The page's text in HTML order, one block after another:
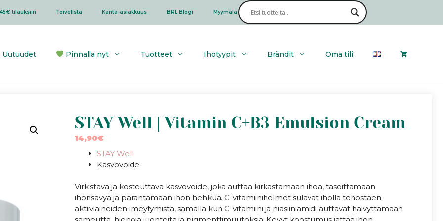
tilauksiin Toivelista Kanta-asiakkuus BRL Blogi Myymälä Haku
Uutuudet Pinnalla nyt Tuotteet Ihotyypit Brändit Oma tili
STAY Well | Vitamin C+B3 Emulsion Cream
14,90€
STAY Well
Kasvovoide
Virkistävä ja kosteuttava kasvovoide, joka auttaa kirkastamaan ihoa, tasoittamaan
ihonsävyä ja parantamaan ihon hehkua. C-vitamiinihelmet sulavat iholla tehostaen
aktiiviaineiden imeytymistä, samalla kun C-vitamiini ja niasiiniamidi auttavat häivyttämään
sameutta, hienoja juonteita ja pigmenttimuutoksia. Kevyt koostumus jättää ihon
|
C+B3
määrä